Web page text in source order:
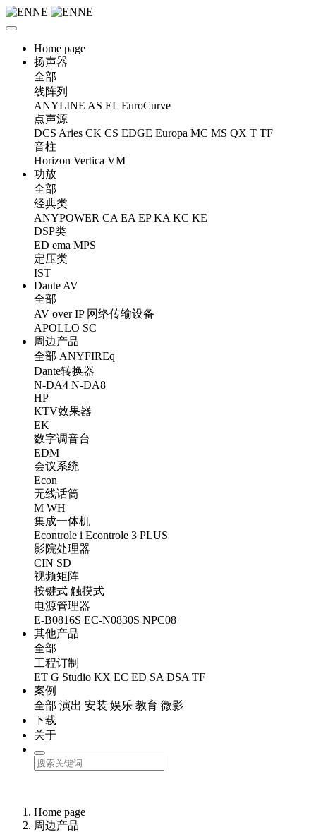
Home page
扬声器
全部
线阵列
ANYLINE AS EL EuroCurve
点声源
DCS Aries CK CS EDGE Europa MC MS QX T TF
音柱
Horizon Vertica VM
功放
全部
经典类
ANYPOWER CA EA EP KA KC KE
DSP类
ED ema MPS
定压类
IST
Dante AV
全部
AV over IP 网络传输设备
APOLLO SC
周边产品
全部 ANYFIREq
Dante转换器
N-DA4 N-DA8
HP
KTV效果器
EK
数字调音台
EDM
会议系统
Econ
无线话筒
M WH
集成一体机
Econtrole i Econtrole 3 PLUS
影院处理器
CIN SD
视频矩阵
按键式 触摸式
电源管理器
E-B0816S EC-N0830S NPC08
其他产品
全部
工程订制
ET G Studio KX EC ED SA DSA TF
案例
全部 演出 安装 娱乐 教育 微影
下载
关于
Home page
周边产品